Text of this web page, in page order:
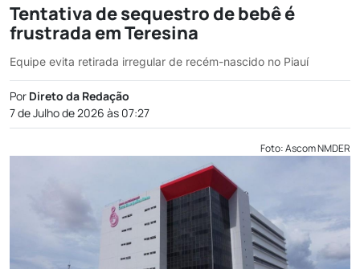
Tentativa de sequestro de bebê é
frustrada em Teresina
Equipe evita retirada irregular de recém-nascido no Piauí
Por Direto da Redação
7 de Julho de 2026 às 07:27
Foto: Ascom NMDER